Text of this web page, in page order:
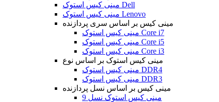
مینی کیس استوک Dell
مینی کیس استوک Lenovo
مینی کیس بر اساس سری پردازنده
مینی کیس استوک Core i7
مینی کیس استوک Core i5
مینی کیس استوک Core i3
مینی کیس استوک بر اساس نوع
مینی کیس استوک DDR4
مینی کیس استوک DDR3
مینی کیس بر اساس نسل پردازنده
مینی کیس استوک نسل 9